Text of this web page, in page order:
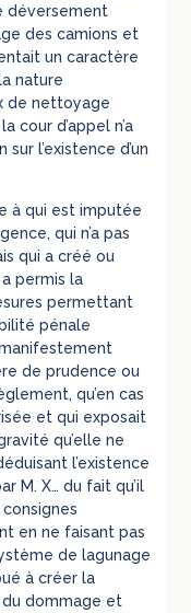
déversement
des camions et
un caractère
nature
de nettoyage
cour d’appel n’a
l’existence d’un
à qui est imputée
qui n’a pas
qui a créé ou
permis la
permettant
pénale
de prudence ou
qu’en cas
et qui exposait
qu’elle ne
l’existence
M. X… du fait qu’il
en ne faisant pas
de lagunage
à créer la
dommage et